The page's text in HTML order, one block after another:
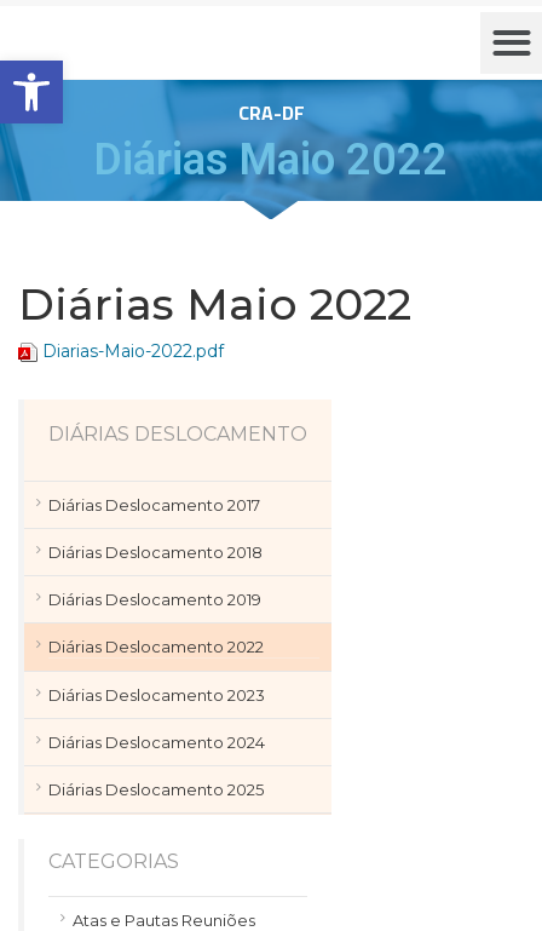
Barra de Ferramentas Aberta
CRA-DF
Diárias Maio 2022
Diárias Maio 2022
Diarias-Maio-2022.pdf
DIÁRIAS DESLOCAMENTO
Diárias Deslocamento 2017
Diárias Deslocamento 2018
Diárias Deslocamento 2019
Diárias Deslocamento 2022
Diárias Deslocamento 2023
Diárias Deslocamento 2024
Diárias Deslocamento 2025
CATEGORIAS
Atas e Pautas Reuniões